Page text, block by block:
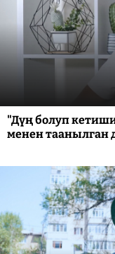
"Дүң болуп
менен таанылган